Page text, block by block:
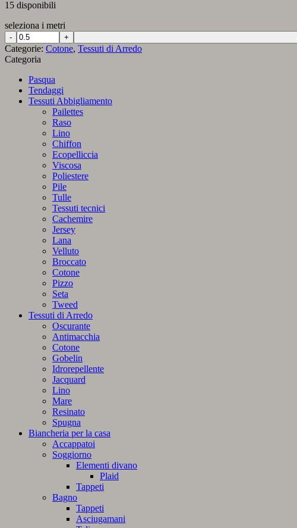
15 disponibili
seleziona i metri
Panama
in
Puro
Cotone
Rosa
quantità
Categorie: Cotone, Tessuti di Arredo
Categoria
Pasqua
Tendaggi
Tessuti Abbigliamento
Pailettes
Raso
Lino
Chiffon
Ecopelliccia
Viscosa
Poliestere
Pile
Tulle
Tessuti tecnici
Cachemire
Jersey
Lana
Velluto
Broccato
Cotone
Pizzo
Seta
Tweed
Tessuti di Arredo
Oscurante
Antimacchia
Cotone
Gobelin
Idrorepellente
Jacquard
Lino
Mare
Resinato
Spugna
Biancheria per la casa
Accappatoi
Soggiorno
Elementi divano
Plaid
Tappeti
Bagno
Tappeti
Asciugamani